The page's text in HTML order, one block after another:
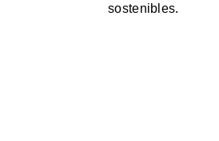
sostenibles.